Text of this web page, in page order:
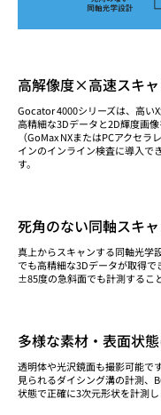
高解像度×高速スキ
Gocator 4000シリーズは、高い
高精細な3Dデータと2D輝度画
（GoMax NXまたはPCアクセ
インのインライン検査に導入で
す。
死角のない同軸スキ
真上からスキャンする同軸光学
でも高精細な3Dデータが取得
±85度の急斜面でも計測するこ
多様な素材・表面状
透明体や光沢鏡面も撮影可能で
見られるダイシング溝の計測、
状態で正確に3次元形状を計測し